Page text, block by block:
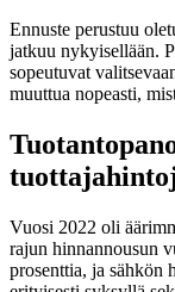
Ennuste perustuu
jatkuu nykyisellään.
sopeutuvat
muuttua nopeasti,
Vuosi 2022 oli
rajun hinnannousun
prosenttia, ja sähkön